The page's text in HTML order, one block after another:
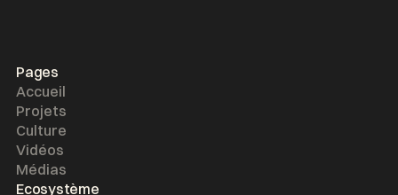
Pages
Accueil
Projets
Culture
Vidéos
Médias
Ecosystème